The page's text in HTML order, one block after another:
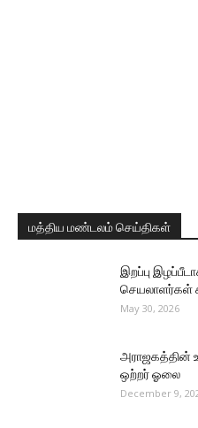
மத்திய மண்டலம் செய்திகள்
இறப்பு
செயலாளர்கள்
May 30, 2026
அராஜகத்தின்
ஒற்றர் ஓலை
December 9,